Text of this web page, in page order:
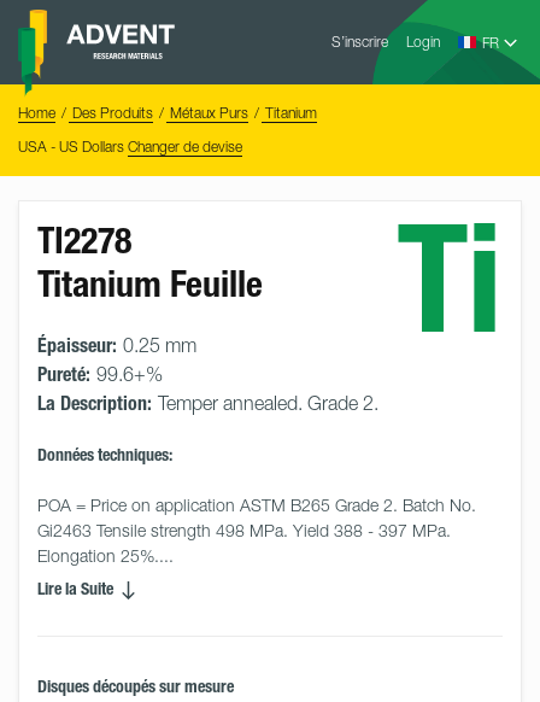
Skip
content
S’inscrire Login
Advent
Home Des Produits Métaux Purs
Titanium
USA - US Dollars Changer de devise
Ti
TI2278
Titanium Feuille
Épaisseur: 0.25 mm
Pureté: 99.6+%
La Description: Temper annealed. Grade 2.
Données techniques:
POA = Price on application ASTM B265 Grade 2. Batch No.
Gi2463 Tensile strength 498 MPa. Yield 388 - 397 MPa.
Elongation 25%....
Lire la Suite
Disques découpés sur mesure